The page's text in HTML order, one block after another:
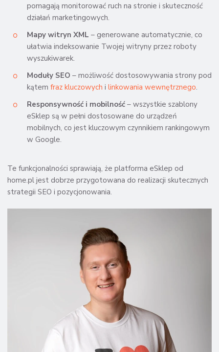
pomagają monitorować ruch na stronie i skuteczność
działań marketingowych.
Mapy witryn XML – generowane automatycznie, co
ułatwia indeksowanie Twojej witryny przez roboty
wyszukiwarek.
Moduły SEO – możliwość dostosowywania strony pod
kątem fraz kluczowych i linkowania wewnętrznego.
Responsywność i mobilność – wszystkie szablony
eSklep są w pełni dostosowane do urządzeń
mobilnych, co jest kluczowym czynnikiem rankingowym
w Google.
Te funkcjonalności sprawiają, że platforma eSklep od
home.pl jest dobrze przygotowana do realizacji skutecznych
strategii SEO i pozycjonowania.